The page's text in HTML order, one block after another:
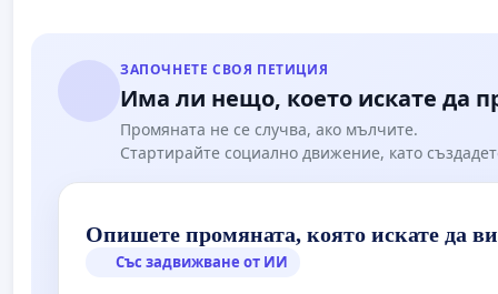
ЗАПОЧНЕТЕ СВОЯ ПЕТИЦИЯ
Има ли нещо, което искате да
Промяната не се случва, ако мълчите.
Стартирайте социално движение, като
Опишете промяната, която искате да
Със задвижване от ИИ